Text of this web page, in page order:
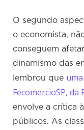
O segundo
o economista,
conseguem
dinamismo das
lembrou que
FecomercioSP,
envolve a crítica
públicos. As